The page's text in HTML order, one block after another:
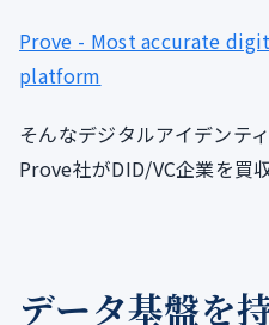
Prove - Most accurate
platform
そんなデジタルアイデンテ
Prove社がDID/VC企業を買
データ基盤を